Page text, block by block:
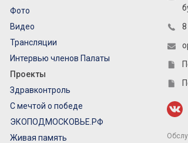
Фото
Видео
Трансляции
Интервью членов Палаты
Проекты
Здравконтроль
С мечтой о победе
ЭКОПОДМОСКОВЬЕ.РФ
Живая память